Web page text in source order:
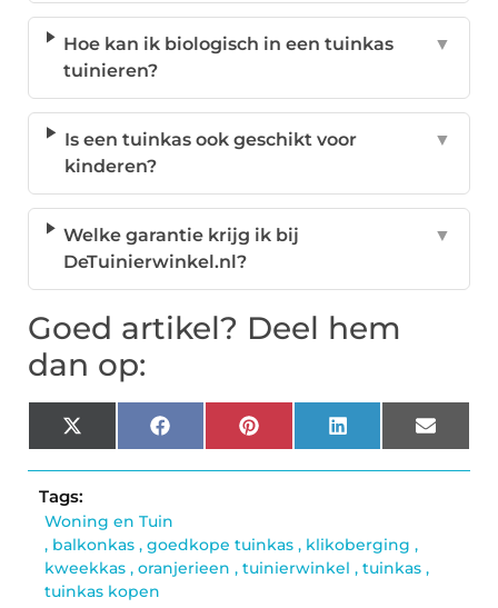
Hoe kan ik biologisch in een tuinkas
tuinieren?
▼
Is een tuinkas ook geschikt voor
kinderen?
▼
Welke garantie krijg ik bij
DeTuinierwinkel.nl?
▼
Goed artikel? Deel hem
dan op:
X
(Twitter)
FacebookPinterestLinkedIn Email
Tags:
Woning en Tuin
, balkonkas , goedkope tuinkas , klikoberging ,
kweekkas , oranjerieen , tuinierwinkel , tuinkas ,
tuinkas kopen